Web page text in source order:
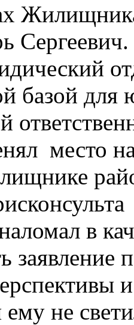
Сергеевич.
базой для
место
в
ему не